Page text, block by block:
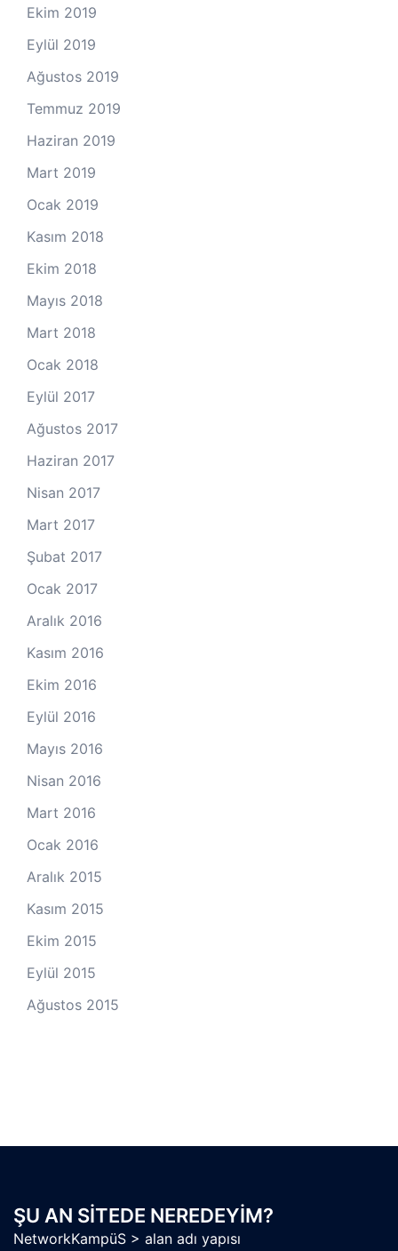
Ekim 2019
Eylül 2019
Ağustos 2019
Temmuz 2019
Haziran 2019
Mart 2019
Ocak 2019
Kasım 2018
Ekim 2018
Mayıs 2018
Mart 2018
Ocak 2018
Eylül 2017
Ağustos 2017
Haziran 2017
Nisan 2017
Mart 2017
Şubat 2017
Ocak 2017
Aralık 2016
Kasım 2016
Ekim 2016
Eylül 2016
Mayıs 2016
Nisan 2016
Mart 2016
Ocak 2016
Aralık 2015
Kasım 2015
Ekim 2015
Eylül 2015
Ağustos 2015
ŞU AN SITEDE NEREDEYIM?
NetworkKampüS > alan adı yapısı